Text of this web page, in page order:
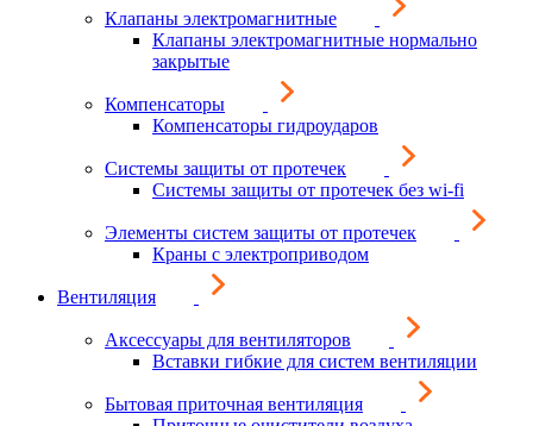
Клапаны электромагнитные
Клапаны электромагнитные нормально
закрытые
Компенсаторы
Компенсаторы гидроударов
Системы защиты от протечек
Системы защиты от протечек без wi-fi
Элементы систем защиты от протечек
Краны с электроприводом
Вентиляция
Аксессуары для вентиляторов
Вставки гибкие для систем вентиляции
Бытовая приточная вентиляция